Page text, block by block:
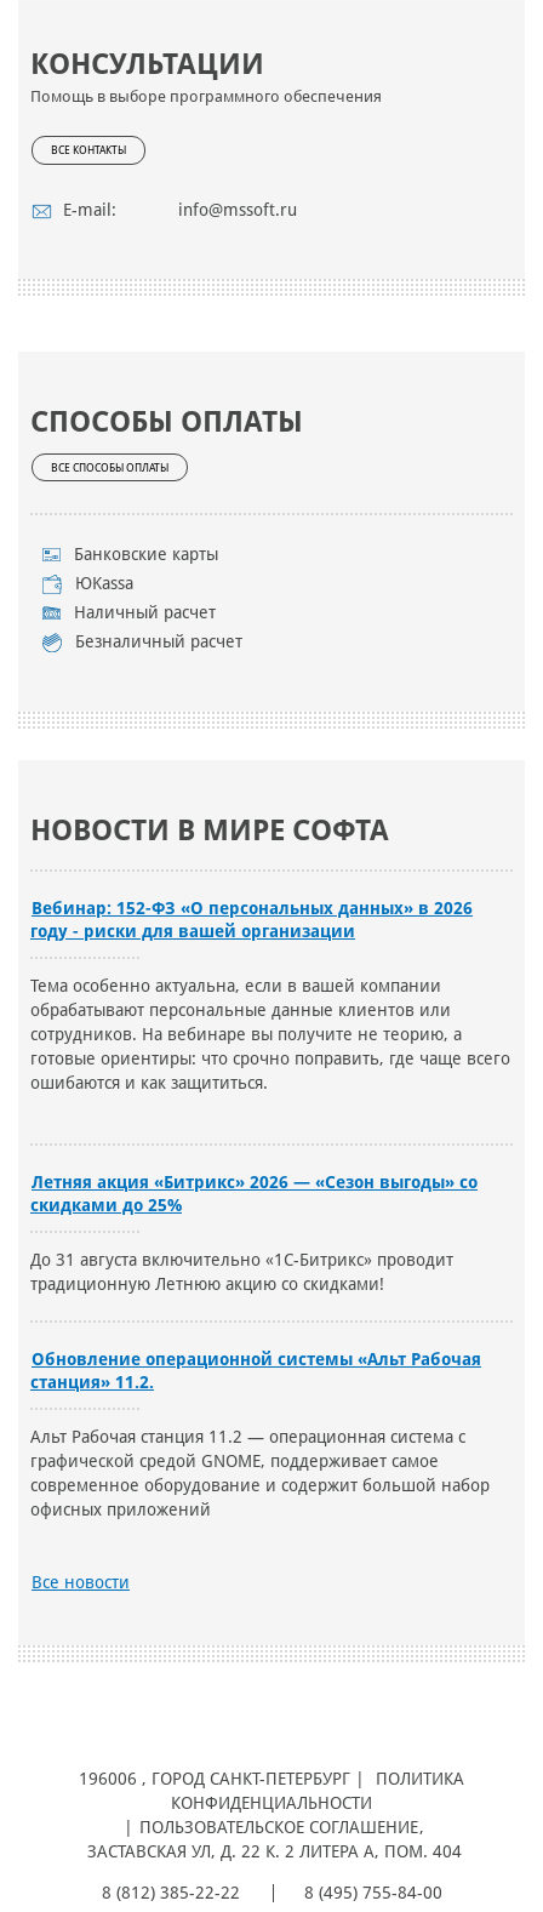
КОНСУЛЬТАЦИИ
Помощь в выборе программного обеспечения
ВСЕ КОНТАКТЫ
E-mail: info@mssoft.ru
СПОСОБЫ ОПЛАТЫ
ВСЕ СПОСОБЫ ОПЛАТЫ
Банковские карты
ЮKassa
Наличный расчет
Безналичный расчет
НОВОСТИ В МИРЕ СОФТА
Вебинар: 152-ФЗ «О персональных данных» в 2026
году - риски для вашей организации
Тема особенно актуальна, если в вашей компании
обрабатывают персональные данные клиентов или
сотрудников. На вебинаре вы получите не теорию, а
готовые ориентиры: что срочно поправить, где чаще всего
ошибаются и как защититься.
Летняя акция «Битрикс» 2026 — «Сезон выгоды» со
скидками до 25%
До 31 августа включительно «1С-Битрикс» проводит
традиционную Летнюю акцию со скидками!
Обновление операционной системы «Альт Рабочая
станция» 11.2.
Альт Рабочая станция 11.2 — операционная система с
графической средой GNOME, поддерживает самое
современное оборудование и содержит большой набор
офисных приложений
Все новости
196006 , ГОРОД САНКТ-ПЕТЕРБУРГ |
ПОЛИТИКА
КОНФИДЕНЦИАЛЬНОСТИ
ПОЛЬЗОВАТЕЛЬСКОЕ СОГЛАШЕНИЕ,
ЗАСТАВСКАЯ УЛ, Д. 22 К. 2 ЛИТЕРА А, ПОМ. 404
8 (812) 385-22-22 8 (495) 755-84-00